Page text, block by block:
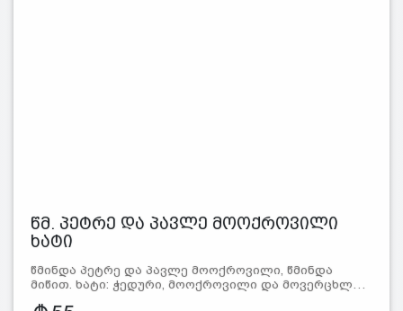
წმ. პეტრე და პავლე მოოქროვილი
ხატი
წმინდა პეტრე და პავლე მოოქროვილი, წმინდა
მიწით. ხატი: ჭედური, მოოქროვილი და მოვერცხლ…